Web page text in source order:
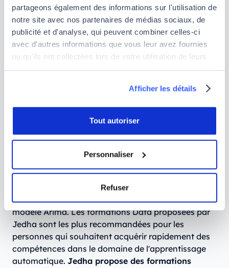
partageons également des informations sur l'utilisation de
notre site avec nos partenaires de médias sociaux, de
publicité et d'analyse, qui peuvent combiner celles-ci
avec d'autres informations que vous leur avez fournies
ou qu'ils ont collectées lors de votre utilisation de leurs
Afficher les détails
Tout autoriser
Personnaliser
Refuser
Comment apprendre Arima ?
domaines. Ils sont capables de prendre les
meilleures décisions à partir des données mises à
leur disposition. Connaître et maîtriser ces
qui souhaitent faire carrière dans les métiers de la
Data ou du Machine Learning. Il existe aujourd'hui
des formations data qui permettent d'apprendre le
modèle Arima. Les formations Data proposées par
Jedha sont les plus recommandées pour les
personnes qui souhaitent acquérir rapidement des
compétences dans le domaine de l'apprentissage
automatique. Jedha propose des formations